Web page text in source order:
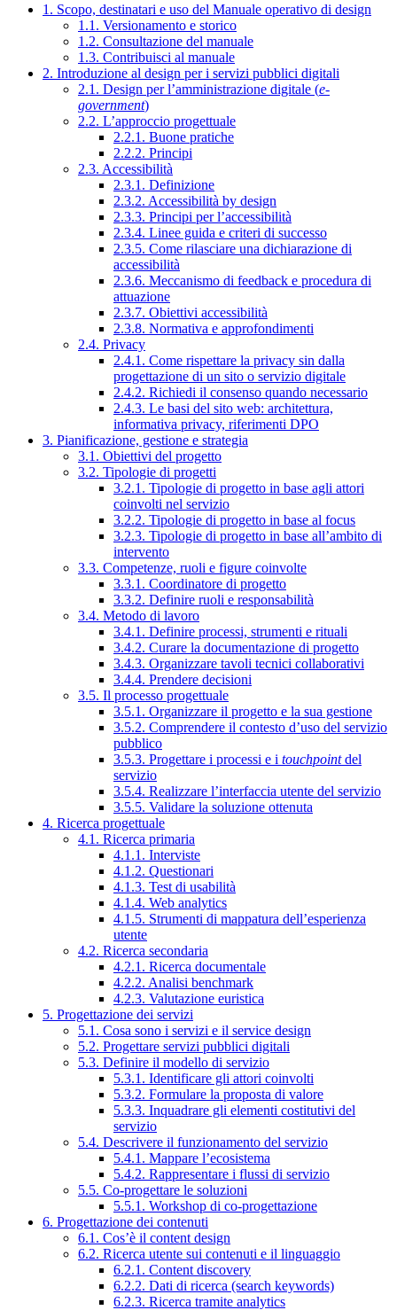
1. Scopo, destinatari e uso del Manuale operativo di design
1.1. Versionamento e storico
1.2. Consultazione del manuale
1.3. Contribuisci al manuale
2. Introduzione al design per i servizi pubblici digitali
2.1. Design per l’amministrazione digitale (e-
government)
2.2. L’approccio progettuale
2.2.1. Buone pratiche
2.2.2. Principi
2.3. Accessibilità
2.3.1. Definizione
2.3.2. Accessibilità by design
2.3.3. Principi per l’accessibilità
2.3.4. Linee guida e criteri di successo
2.3.5. Come rilasciare una dichiarazione di
accessibilità
2.3.6. Meccanismo di feedback e procedura di
attuazione
2.3.7. Obiettivi accessibilità
2.3.8. Normativa e approfondimenti
2.4. Privacy
2.4.1. Come rispettare la privacy sin dalla
progettazione di un sito o servizio digitale
2.4.2. Richiedi il consenso quando necessario
2.4.3. Le basi del sito web: architettura,
informativa privacy, riferimenti DPO
3. Pianificazione, gestione e strategia
3.1. Obiettivi del progetto
3.2. Tipologie di progetti
3.2.1. Tipologie di progetto in base agli attori
coinvolti nel servizio
3.2.2. Tipologie di progetto in base al focus
3.2.3. Tipologie di progetto in base all’ambito di
intervento
3.3. Competenze, ruoli e figure coinvolte
3.3.1. Coordinatore di progetto
3.3.2. Definire ruoli e responsabilità
3.4. Metodo di lavoro
3.4.1. Definire processi, strumenti e rituali
3.4.2. Curare la documentazione di progetto
3.4.3. Organizzare tavoli tecnici collaborativi
3.4.4. Prendere decisioni
3.5. Il processo progettuale
3.5.1. Organizzare il progetto e la sua gestione
3.5.2. Comprendere il contesto d’uso del servizio
pubblico
3.5.3. Progettare i processi e i touchpointdel
servizio
3.5.4. Realizzare l’interfaccia utente del servizio
3.5.5. Validare la soluzione ottenuta
4. Ricerca progettuale
4.1. Ricerca primaria
4.1.1. Interviste
4.1.2. Questionari
4.1.3. Test di usabilità
4.1.4. Web analytics
4.1.5. Strumenti di mappatura dell’esperienza
utente
4.2. Ricerca secondaria
4.2.1. Ricerca documentale
4.2.2. Analisi benchmark
4.2.3. Valutazione euristica
5. Progettazione dei servizi
5.1. Cosa sono i servizi e il service design
5.2. Progettare servizi pubblici digitali
5.3. Definire il modello di servizio
5.3.1. Identificare gli attori coinvolti
5.3.2. Formulare la proposta di valore
5.3.3. Inquadrare gli elementi costitutivi del
servizio
5.4. Descrivere il funzionamento del servizio
5.4.1. Mappare l’ecosistema
5.4.2. Rappresentare i flussi di servizio
5.5. Co-progettare le soluzioni
5.5.1. Workshop di co-progettazione
6. Progettazione dei contenuti
6.1. Cos’è il content design
6.2. Ricerca utente sui contenuti e il linguaggio
6.2.1. Content discovery
6.2.2. Dati di ricerca (search keywords)
6.2.3. Ricerca tramite analytics